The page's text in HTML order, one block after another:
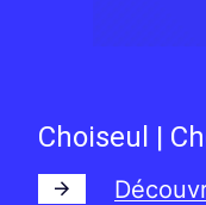
Choiseul |